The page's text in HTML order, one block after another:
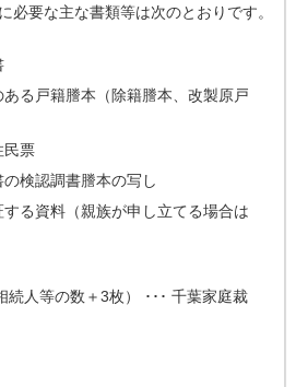
必要な主な書類等は次のとおりです。
る戸籍謄本（除籍謄本、改製原戸
民票
の検認調書謄本の写し
る資料（親族が申し立てる場合は
人等の数＋3枚） ･･･ 千葉家庭裁